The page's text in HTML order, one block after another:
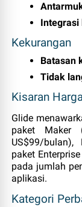
Integrasi
Kekurangan
Batasan
Tidak
Kisaran
Glide
paket Maker
US$99/bulan),
paket
pada jumlah
aplikasi.
Kategori